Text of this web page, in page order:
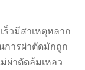
ร็วมีสาเหตุหลาก
การผ่าตัดมักถูก
ผ่าตัดล้มเหลว